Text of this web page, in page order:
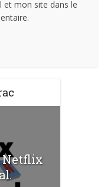
et mon site dans le
Netflix